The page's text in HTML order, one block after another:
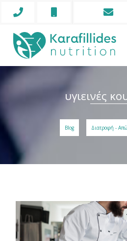
Phone
υγιεινές
Blog Διατροφή -